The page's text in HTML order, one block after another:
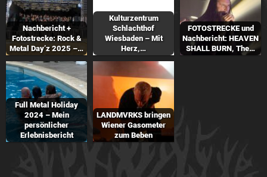
Nachbericht +
Fotostrecke: Rock &
Metal Day’z 2025 –…
Kulturzentrum
Schlachthof
Wiesbaden – Mit
Herz,…
FOTOSTRECKE und
Nachbericht: HEAVEN
SHALL BURN, The…
Full Metal Holiday
2024 – Mein
persönlicher
Erlebnisbericht
LANDMVRKS bringen
Wiener Gasometer
zum Beben